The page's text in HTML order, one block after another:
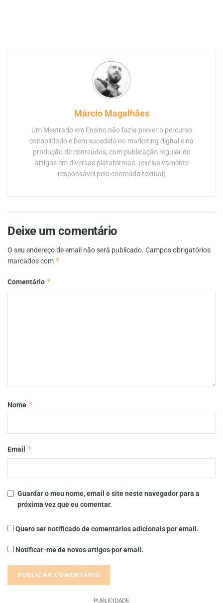
Márcio Magalhães
Um Mestrado em Ensino não fazia prever o percurso
consolidado e bem sucedido no marketing digital e na
produção de conteúdos, com publicação regular de
artigos em diversas plataformas. (exclusivamente
responsável pelo conteúdo textual)
Deixe um comentário
O seu endereço de email não será publicado. Campos obrigatórios
marcados com *
Comentário *
Nome *
Email *
Guardar o meu nome, email e site neste navegador para a
próxima vez que eu comentar.
Quero ser notificado de comentários adicionais por email.
Notificar-me de novos artigos por email.
PUBLICIDADE